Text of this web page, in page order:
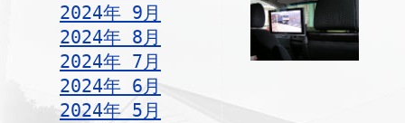
2024年 9月
2024年 8月
2024年 7月
2024年 6月
2024年 5月